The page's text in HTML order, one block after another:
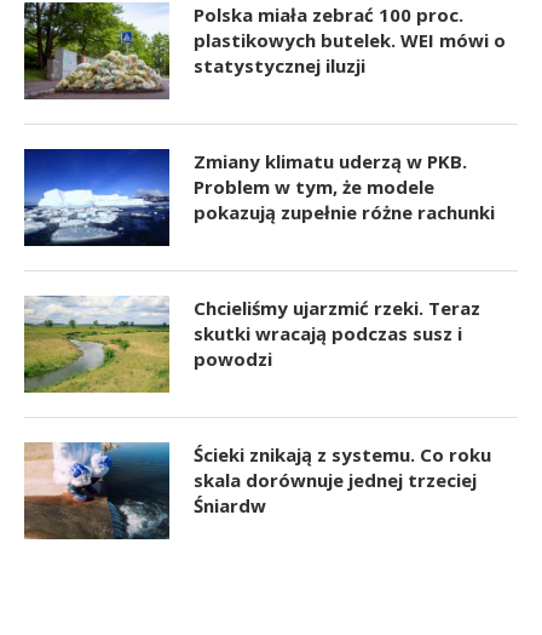
Polska miała zebrać 100 proc.
plastikowych butelek. WEI mówi o
statystycznej iluzji
Zmiany klimatu uderzą w PKB.
Problem w tym, że modele
pokazują zupełnie różne rachunki
Chcieliśmy ujarzmić rzeki. Teraz
skutki wracają podczas susz i
powodzi
Ścieki znikają z systemu. Co roku
skala dorównuje jednej trzeciej
Śniardw